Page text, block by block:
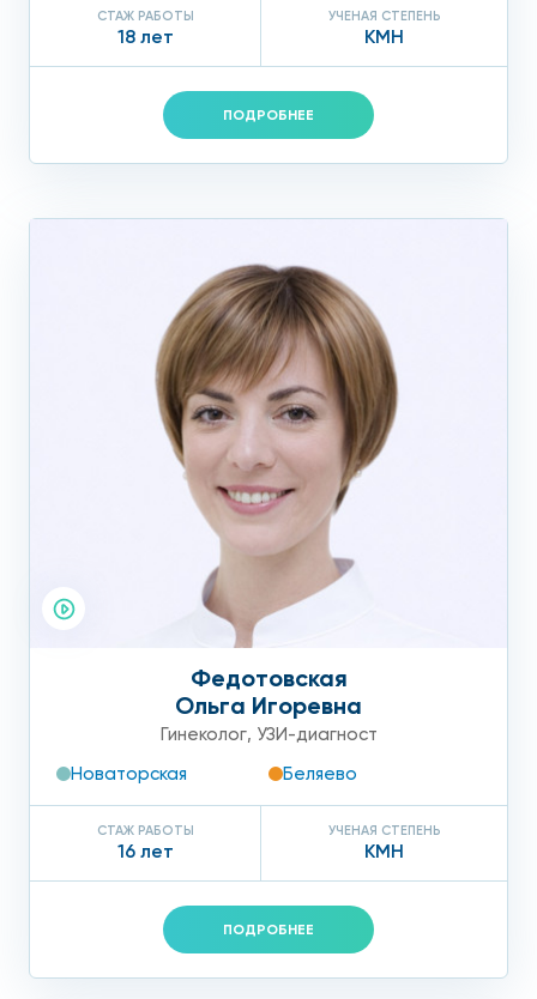
СТАЖ РАБОТЫ
18 лет
УЧЕНАЯ СТЕПЕНЬ
КМН
ПОДРОБНЕЕ
Федотовская
Ольга Игоревна
Гинеколог, УЗИ-диагност
Новаторская
Беляево
СТАЖ РАБОТЫ
16 лет
УЧЕНАЯ СТЕПЕНЬ
КМН
ПОДРОБНЕЕ